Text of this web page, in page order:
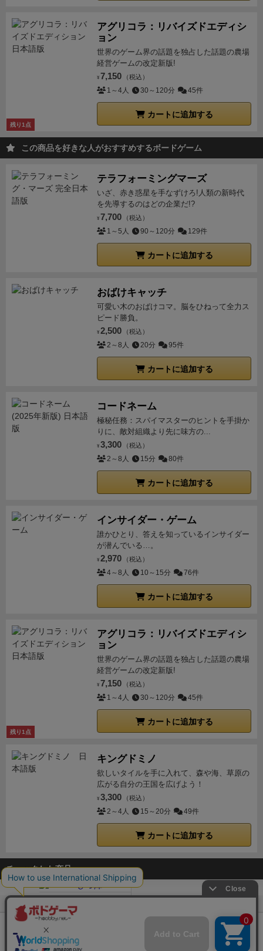
残り1点
アグリコラ：リバイズドエディシ
ョン
世界のゲーム界の話題を独占した話題の農場
経営ゲームの改定新版!
¥ 7,150 （税込）
1～4人 30～120分 45件
カートに追加する
この商品を好きな人がおすすめするボードゲーム
テラフォーミングマーズ
いざ、赤き惑星を手なずけろ!人類の新時代
を先導するのはどの企業だ!?
¥ 7,700 （税込）
1～5人 90～120分 129件
カートに追加する
おばけキャッチ
可愛い木のおばけコマ。脳をひねって全力ス
ピード勝負。
¥ 2,500 （税込）
2～8人 20分 95件
カートに追加する
コードネーム
極秘任務：スパイマスターのヒントを手掛か
りに、敵対組織より先に味方の...
¥ 3,300 （税込）
2～8人 15分 80件
カートに追加する
インサイダー・ゲーム
誰かひとり、答えを知っているインサイダー
が潜んでいる…。
¥ 2,970 （税込）
4～8人 10～15分 76件
カートに追加する
残り1点
アグリコラ：リバイズドエディシ
ョン
世界のゲーム界の話題を独占した話題の農場
経営ゲームの改定新版!
¥ 7,150 （税込）
1～4人 30～120分 45件
カートに追加する
キングドミノ
欲しいタイルを手に入れて、森や海、草原の
広がる自分の王国を広げよう！
¥ 3,300 （税込）
2～4人 15～20分 49件
カートに追加する
チェックした商品
【ボドゲーマ】ボードゲームの総合情報サイト